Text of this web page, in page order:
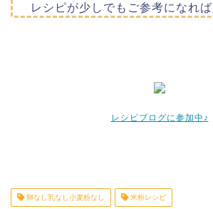
レシピが少しでもご参考になれ
レシピブログに参加中♪
卵なし乳なし小麦粉なし 米粉レシピ